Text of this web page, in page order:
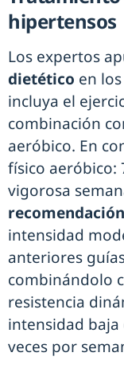
hipertensos
Los expertos
dietético en
incluya el
combinación
aeróbico. En
físico aeróbico:
vigorosa
intensidad
anteriores
combinándolo
resistencia
intensidad
veces por